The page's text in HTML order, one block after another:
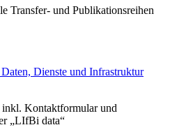
Transfer- und Publikationsreihen
Dienste und Infrastruktur
Kontaktformular und
„LIfBi data“